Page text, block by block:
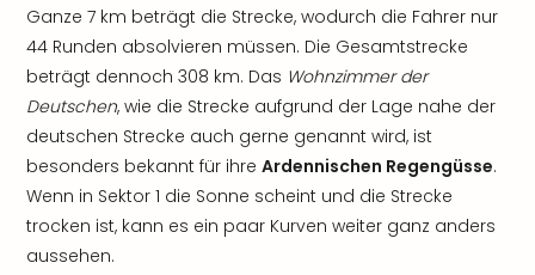
Ganze 7 km beträgt die Strecke, wodurch die Fahrer nur
44 Runden absolvieren müssen. Die Gesamtstrecke
beträgt dennoch 308 km. Das Wohnzimmer der
Deutschen, wie die Strecke aufgrund der Lage nahe der
deutschen Strecke auch gerne genannt wird, ist
besonders bekannt für ihre Ardennischen Regengüsse.
Wenn in Sektor 1 die Sonne scheint und die Strecke
trocken ist, kann es ein paar Kurven weiter ganz anders
aussehen.